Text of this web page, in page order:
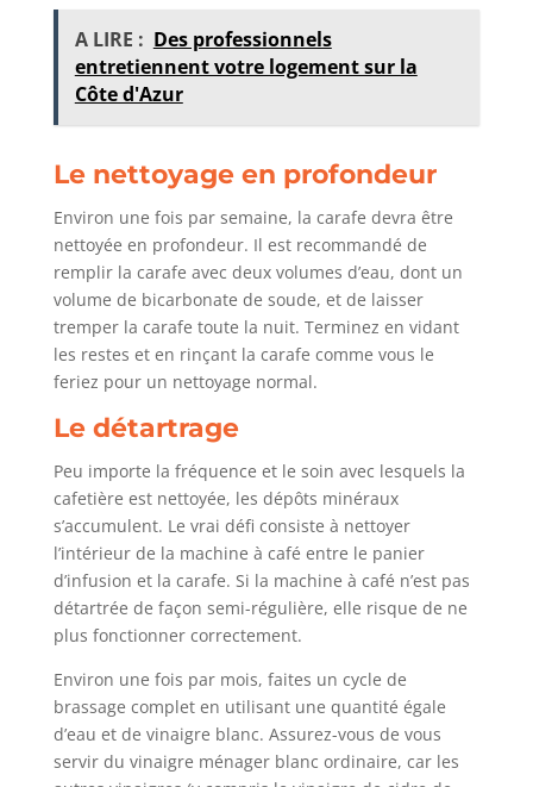
A LIRE : Des professionnels
entretiennent votre logement sur la
Côte d'Azur
Le nettoyage en profondeur
Environ une fois par semaine, la carafe devra être
nettoyée en profondeur. Il est recommandé de
remplir la carafe avec deux volumes d’eau, dont un
volume de bicarbonate de soude, et de laisser
tremper la carafe toute la nuit. Terminez en vidant
les restes et en rinçant la carafe comme vous le
feriez pour un nettoyage normal.
Le détartrage
Peu importe la fréquence et le soin avec lesquels la
cafetière est nettoyée, les dépôts minéraux
s’accumulent. Le vrai défi consiste à nettoyer
l’intérieur de la machine à café entre le panier
d’infusion et la carafe. Si la machine à café n’est pas
détartrée de façon semi-régulière, elle risque de ne
plus fonctionner correctement.
Environ une fois par mois, faites un cycle de
brassage complet en utilisant une quantité égale
d’eau et de vinaigre blanc. Assurez-vous de vous
servir du vinaigre ménager blanc ordinaire, car les